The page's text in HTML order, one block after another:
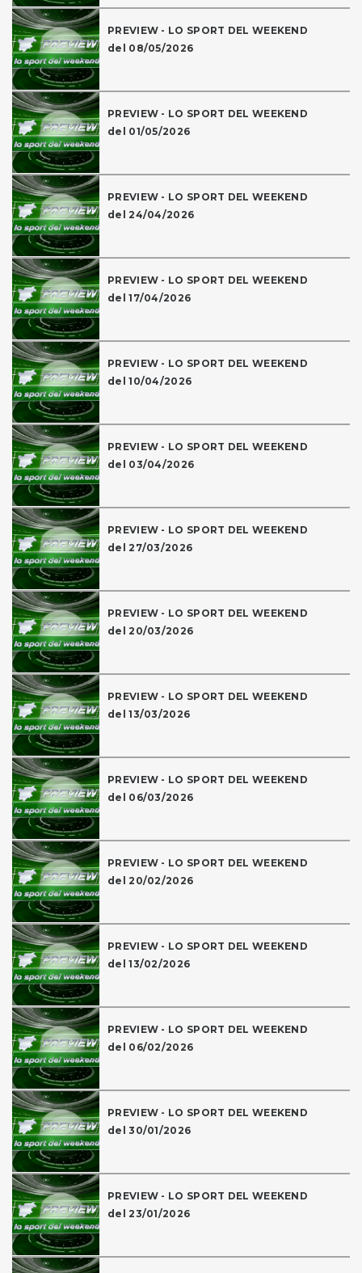
PREVIEW - LO SPORT DEL WEEKEND
del 08/05/2026
PREVIEW - LO SPORT DEL WEEKEND
del 01/05/2026
PREVIEW - LO SPORT DEL WEEKEND
del 24/04/2026
PREVIEW - LO SPORT DEL WEEKEND
del 17/04/2026
PREVIEW - LO SPORT DEL WEEKEND
del 10/04/2026
PREVIEW - LO SPORT DEL WEEKEND
del 03/04/2026
PREVIEW - LO SPORT DEL WEEKEND
del 27/03/2026
PREVIEW - LO SPORT DEL WEEKEND
del 20/03/2026
PREVIEW - LO SPORT DEL WEEKEND
del 13/03/2026
PREVIEW - LO SPORT DEL WEEKEND
del 06/03/2026
PREVIEW - LO SPORT DEL WEEKEND
del 20/02/2026
PREVIEW - LO SPORT DEL WEEKEND
del 13/02/2026
PREVIEW - LO SPORT DEL WEEKEND
del 06/02/2026
PREVIEW - LO SPORT DEL WEEKEND
del 30/01/2026
PREVIEW - LO SPORT DEL WEEKEND
del 23/01/2026